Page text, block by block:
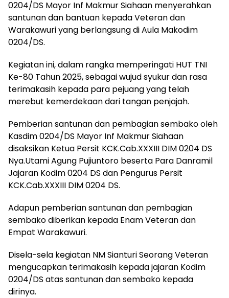
0204/DS Mayor Inf Makmur Siahaan menyerahkan
santunan dan bantuan kepada Veteran dan
Warakawuri yang berlangsung di Aula Makodim
0204/DS.
Kegiatan ini, dalam rangka memperingati HUT TNI
Ke-80 Tahun 2025, sebagai wujud syukur dan rasa
terimakasih kepada para pejuang yang telah
merebut kemerdekaan dari tangan penjajah.
Pemberian santunan dan pembagian sembako oleh
Kasdim 0204/DS Mayor Inf Makmur Siahaan
disaksikan Ketua Persit KCK.Cab.XXXIII DIM 0204 DS
Nya.Utami Agung Pujiuntoro beserta Para Danramil
Jajaran Kodim 0204 DS dan Pengurus Persit
KCK.Cab.XXXIII DIM 0204 DS.
Adapun pemberian santunan dan pembagian
sembako diberikan kepada Enam Veteran dan
Empat Warakawuri.
Disela-sela kegiatan NM Sianturi Seorang Veteran
mengucapkan terimakasih kepada jajaran Kodim
0204/DS atas santunan dan sembako kepada
dirinya.